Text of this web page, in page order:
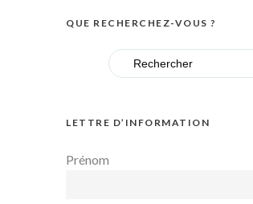
QUE RECHERCHEZ-VOUS ?
Search
for:
LETTRE D’INFORMATION
Prénom